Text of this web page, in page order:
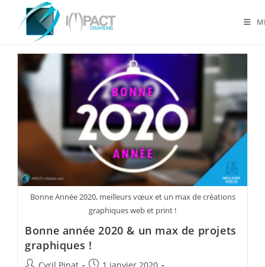
content
Bonne Année 2020, meilleurs vœux et un max de créations
graphiques web et print !
Bonne année 2020 & un max de projets
graphiques !
Auteur/autrice
Cyril Pinat
Publication
1 janvier 2020